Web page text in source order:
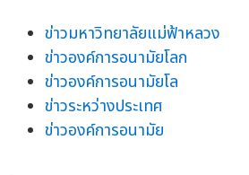
ข่าวมหาวิทยาลัยแม่ฟ้าหลวง
ข่าวองค์การอนามัยโลก
ข่าวองค์การอนามัยโล
ข่าวระหว่างประเทศ
ข่าวองค์การอนามัย